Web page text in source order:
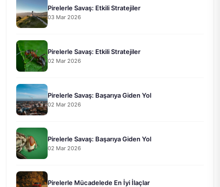
Pirelerle Savaş: Etkili Stratejiler
03 Mar 2026
Pirelerle Savaş: Etkili Stratejiler
02 Mar 2026
Pirelerle Savaş: Başarıya Giden Yol
02 Mar 2026
Pirelerle Savaş: Başarıya Giden Yol
02 Mar 2026
Pirelerle Mücadelede En İyi İlaçlar